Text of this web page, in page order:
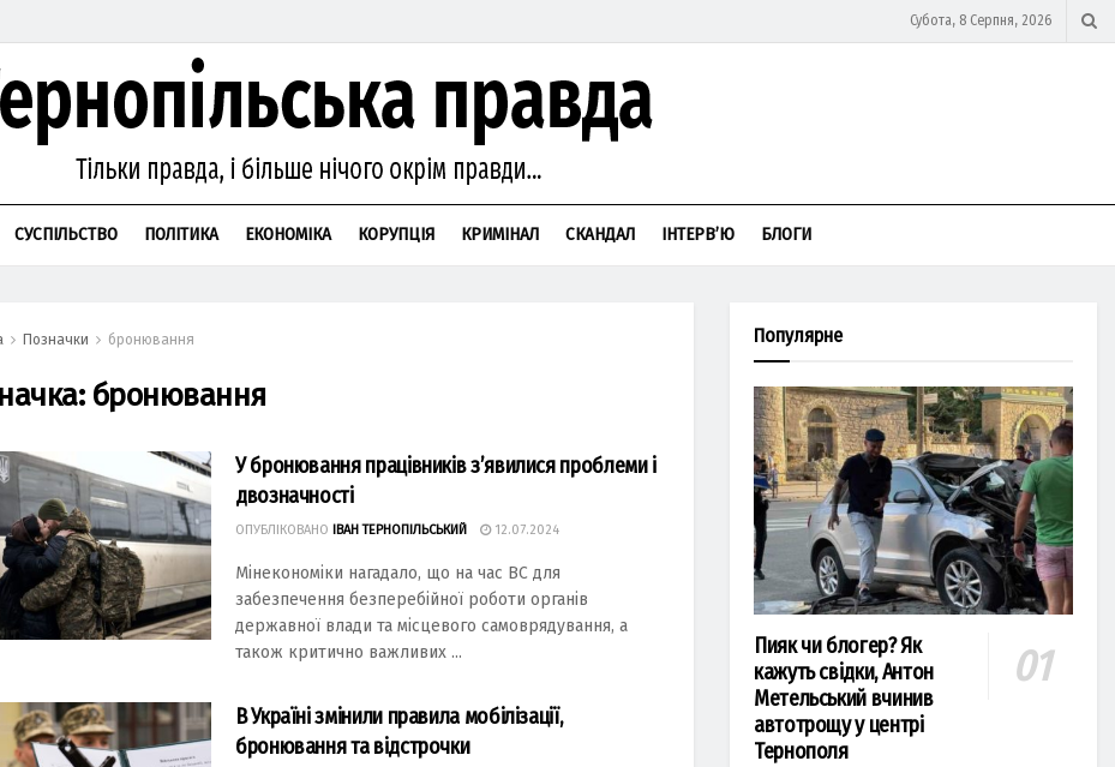
Субота, 8 Серпня, 2026
СУСПІЛЬСТВО ПОЛІТИКА ЕКОНОМІКА КОРУПЦІЯ КРИМІНАЛ СКАНДАЛ ІНТЕРВ’Ю БЛОГИ
Позначки бронювання
бронювання
У бронювання працівників з’явилися проблеми і
двозначності
ОПУБЛІКОВАНО ІВАН ТЕРНОПІЛЬСЬКИЙ 12.07.2024
Мінекономіки нагадало, що на час ВС для
забезпечення безперебійної роботи органів
державної влади та місцевого самоврядування, а
також критично важливих ...
В Україні змінили правила мобілізації,
бронювання та відстрочки
Популярне
Пияк чи блогер? Як
кажуть свідки, Антон
Метельський вчинив
автотрощу у центрі
Тернополя